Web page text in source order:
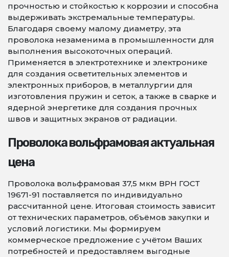
прочностью и стойкостью к коррозии и способна
выдерживать экстремальные температуры.
Благодаря своему малому диаметру, эта
проволока незаменима в промышленности для
выполнения высокоточных операций.
Применяется в электротехнике и электронике
для создания осветительных элементов и
электронных приборов, в металлургии для
изготовления пружин и сеток, а также в сварке и
ядерной энергетике для создания прочных
швов и защитных экранов от радиации.
Проволока вольфрамовая актуальная
цена
Проволока вольфрамовая 37,5 мкм ВРН ГОСТ
19671-91 поставляется по индивидуально
рассчитанной цене. Итоговая стоимость зависит
от технических параметров, объёмов закупки и
условий логистики. Мы формируем
коммерческое предложение с учётом Ваших
потребностей и предоставляем выгодные